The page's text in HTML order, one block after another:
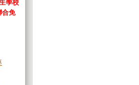
學校
合免